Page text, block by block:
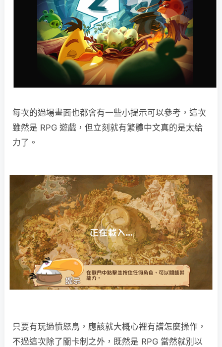
每次的過場畫面也都會有一些小提示可以參考，這次
雖然是 RPG 遊戲，但立刻就有繁體中文真的是太給
力了。
只要有玩過憤怒鳥，應該就大概心裡有譜怎麼操作，
不過這次除了關卡制之外，既然是 RPG 當然就別以